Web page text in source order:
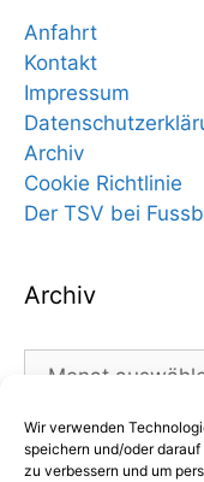
Wir verwenden
speichern und/oder
zu verbessern und um
Anfahrt
Kontakt
Impressum
Archiv
Cookie Richtlinie
Der TSV bei
Archiv
Archiv
Kategorien